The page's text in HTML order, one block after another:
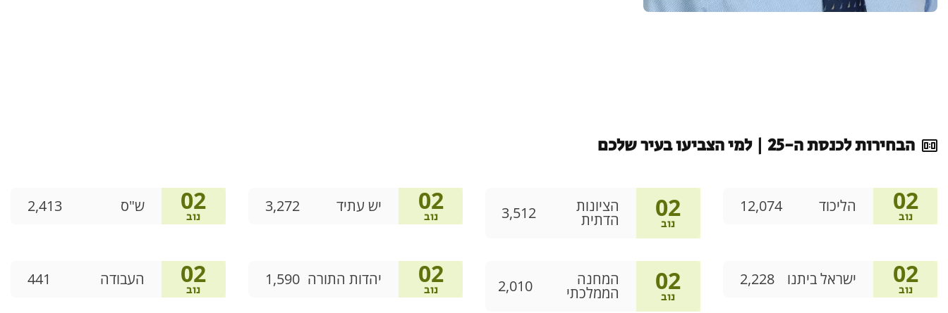
הבחירות לכנסת ה-25 | למי הצביעו בעיר שלכם
02
נוב
הליכוד 12,074
02
נוב
הציונות
הדתית 3,512
02
נוב
יש עתיד 3,272
02
נוב
ש"ס 2,413
02
נוב
ישראל ביתנו 2,228
02
נוב
המחנה
הממלכתי 2,010
02
נוב
יהדות התורה 1,590
02
נוב
העבודה 441